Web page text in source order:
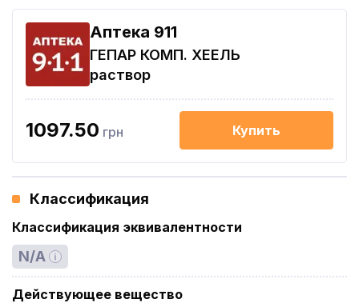
Aптека 911
ГЕПАР КОМП. ХЕЕЛЬ
раствор
1097.50 грн Купить
Классификация
Классификация эквивалентности
N/A
Действующее вещество